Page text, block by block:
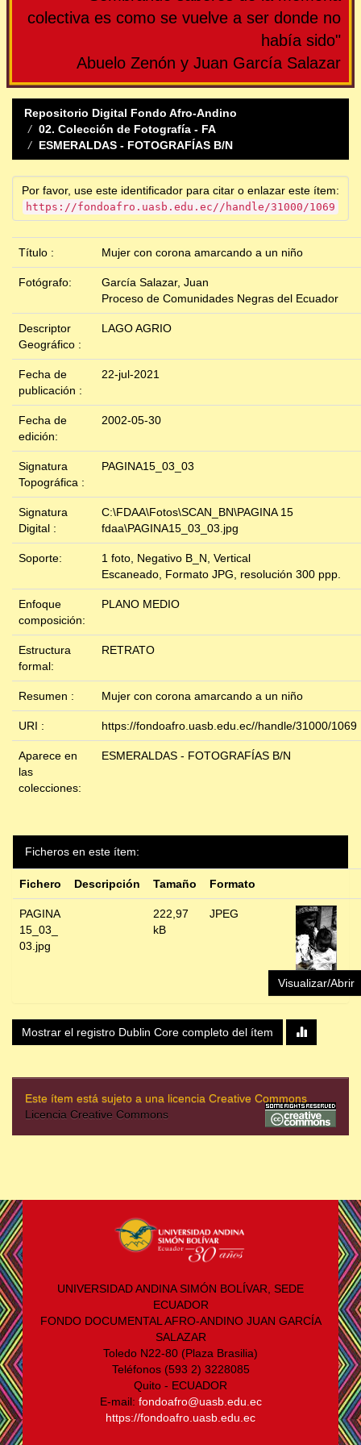
colectiva es como se vuelve a ser donde no
había sido"
Abuelo Zenón y Juan García Salazar
Repositorio Digital Fondo Afro-Andino
02. Colección de Fotografía - FA
ESMERALDAS - FOTOGRAFÍAS B/N
Por favor, use este identificador para citar o enlazar este ítem:
https://fondoafro.uasb.edu.ec//handle/31000/1069
Título : Mujer con corona amarcando a un niño
Fotógrafo:
García Salazar, Juan
Proceso de Comunidades Negras del Ecuador
Descriptor
Geográfico :
LAGO AGRIO
Fecha de
publicación :
22-jul-2021
Fecha de
edición:
2002-05-30
Signatura
Topográfica :
PAGINA15_03_03
Signatura
Digital :
C:\FDAA\Fotos\SCAN_BN\PAGINA 15
fdaa\PAGINA15_03_03.jpg
Soporte:
1 foto, Negativo B_N, Vertical
Escaneado, Formato JPG, resolución 300 ppp.
Enfoque
composición:
PLANO MEDIO
Estructura
formal:
RETRATO
Resumen : Mujer con corona amarcando a un niño
URI : https://fondoafro.uasb.edu.ec//handle/31000/1069
Aparece en
las
colecciones:
ESMERALDAS - FOTOGRAFÍAS B/N
Ficheros en este ítem:
Fichero Descripción Tamaño Formato
PAGINA
15_03_
03.jpg
222,97
kB
JPEG
Visualizar/Abrir
Mostrar el registro Dublin Core completo del ítem
Este ítem está sujeto a una licencia Creative Commons
Licencia Creative Commons
UNIVERSIDAD ANDINA SIMÓN BOLÍVAR, SEDE
ECUADOR
FONDO DOCUMENTAL AFRO-ANDINO JUAN GARCÍA
SALAZAR
Toledo N22-80 (Plaza Brasilia)
Teléfonos (593 2) 3228085
Quito - ECUADOR
E-mail: fondoafro@uasb.edu.ec
https://fondoafro.uasb.edu.ec